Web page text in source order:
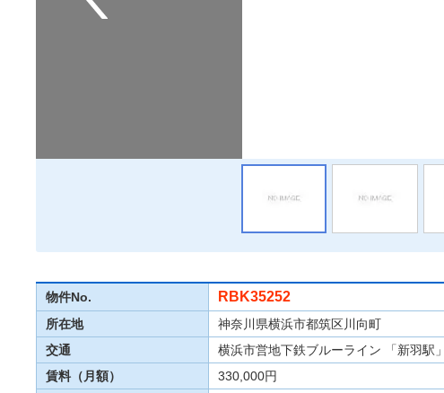
物件No. RBK35252
所在地
神奈川県横浜市都筑区川向町
交通
横浜市営地下鉄ブルーライン 「新羽駅
賃料（月額）
330,000円